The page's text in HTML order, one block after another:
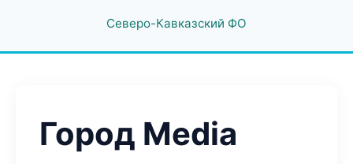
Северо-Кавказский ФО
Город Media